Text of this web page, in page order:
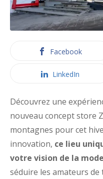
Facebook
LinkedIn
Découvrez une
nouveau concept store
montagnes pour cet
innovation, ce lieu
votre vision de la
séduire les amateurs de